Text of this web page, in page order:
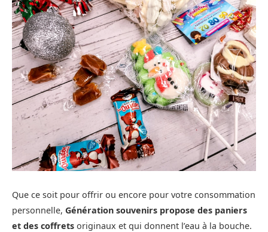
Que ce soit pour offrir ou encore pour votre consommation
personnelle, Génération souvenirs propose des paniers
et des coffrets originaux et qui donnent l’eau à la bouche.